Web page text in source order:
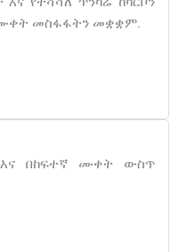
መስፋፋትን መቋቋም.
በከፍተኛ ሙቀት ውስጥ